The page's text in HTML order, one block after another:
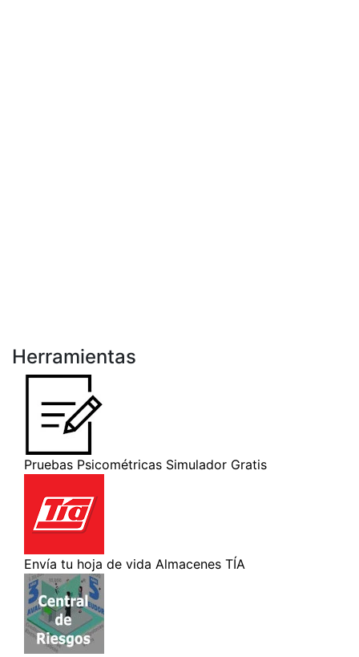
Herramientas